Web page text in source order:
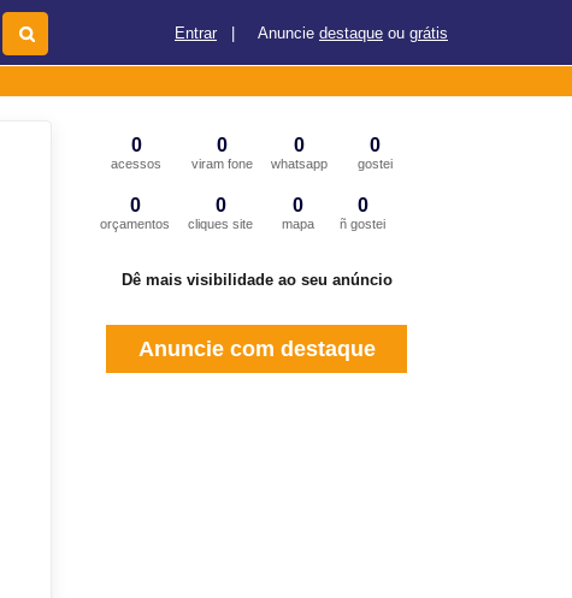
Entrar Anuncie destaque ou grátis
0
acessos
0
viram fone
0
whatsapp
0
gostei
0
orçamentos
0
cliques site
0
mapa
0
ñ gostei
Dê mais visibilidade ao seu anúncio
Anuncie com destaque